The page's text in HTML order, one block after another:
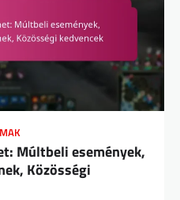
Múltbeli események,
Közösségi